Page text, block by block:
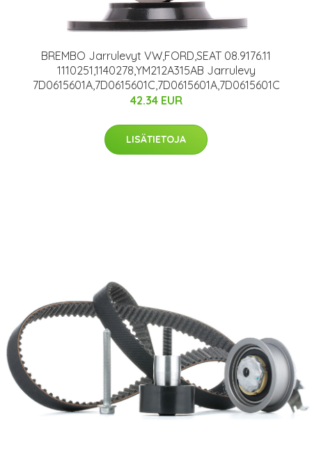
BREMBO Jarrulevyt VW,FORD,SEAT 08.9176.11
1110251,1140278,YM212A315AB Jarrulevy
7D0615601A,7D0615601C,7D0615601A,7D0615601C
42.34 EUR
LISÄTIETOJA